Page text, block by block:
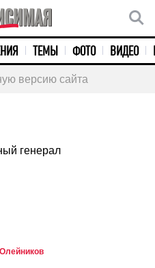
ТЕМЫ ФОТО ВИДЕО
версию сайта
генерал